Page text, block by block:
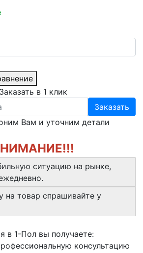
Заказать в 1 клик
Заказать
Вам и уточним детали
ситуацию на рынке,
на товар спрашивайте у
в 1-Пол вы получаете:
консультацию